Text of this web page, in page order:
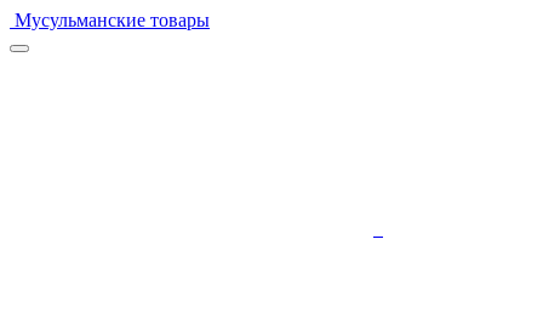
Мусульманские товары